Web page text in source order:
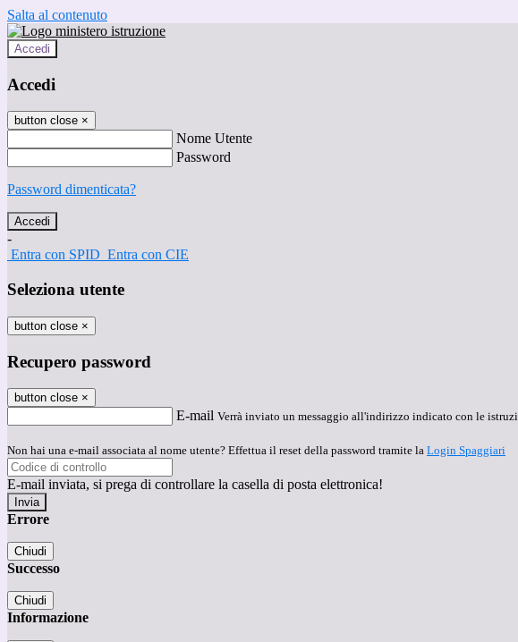
Salta al contenuto
Accedi
Accedi
button close ×
Nome Utente
Password
Password dimenticata?
-
Entra con SPID Entra con CIE
Seleziona utente
button close ×
Recupero password
button close ×
E-mail Verrà inviato un messaggio all'indirizzo indicato con le
Non hai una e-mail associata al nome utente? Effettua il reset della password tramite la Login Spaggiari
E-mail inviata, si prega di controllare la casella di posta elettronica!
Errore
Chiudi
Successo
Chiudi
Informazione